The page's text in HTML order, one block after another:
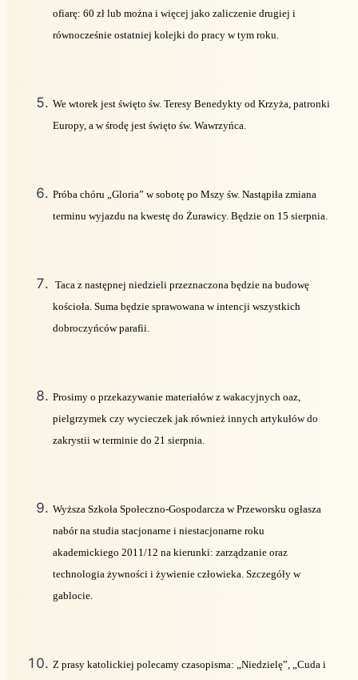
ofiarę: 60 zł lub można i więcej jako zaliczenie drugiej i
równocześnie ostatniej kolejki do pracy w tym roku.
We wtorek jest święto św. Teresy Benedykty od Krzyża, patronki
Europy, a w środę jest święto św. Wawrzyńca.
Próba chóru „Gloria” w sobotę po Mszy św. Nastąpiła zmiana
terminu wyjazdu na kwestę do Żurawicy. Będzie on 15 sierpnia.
Taca z następnej niedzieli przeznaczona będzie na budowę
kościoła. Suma będzie sprawowana w intencji wszystkich
dobroczyńców parafii.
Prosimy o przekazywanie materiałów z wakacyjnych oaz,
pielgrzymek czy wycieczek jak również innych artykułów do
zakrystii w terminie do 21 sierpnia.
Wyższa Szkoła Społeczno-Gospodarcza w Przeworsku ogłasza
nabór na studia stacjonarne i niestacjonarne roku
akademickiego 2011/12 na kierunki: zarządzanie oraz
technologia żywności i żywienie człowieka. Szczegóły w
gablocie.
Z prasy katolickiej polecamy czasopisma: „Niedzielę”, „Cuda i